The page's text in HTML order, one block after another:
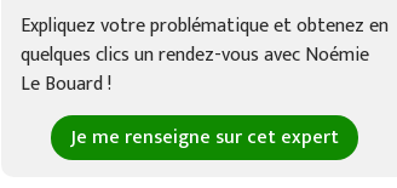
Expliquez votre problématique et obtenez en
quelques clics un rendez-vous avec Noémie
Le Bouard !
Je me renseigne sur cet expert